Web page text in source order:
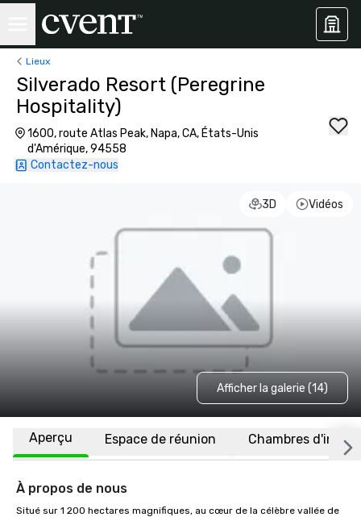
Lieux
Silverado Resort (Peregrine
Hospitality)
1600, route Atlas Peak, Napa, CA, États-Unis
d'Amérique, 94558
Contactez-nous
3D Vidéos
Afficher la galerie (14)
Aperçu Espace de réunion Chambres
À propos de nous
Situé sur 1 200 hectares magnifiques, au cœur de la célèbre vallée de